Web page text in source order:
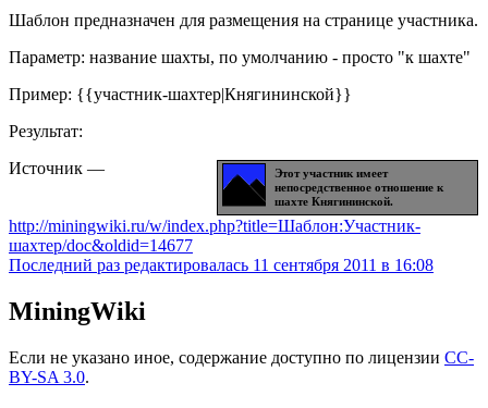
Шаблон предназначен для размещения на странице участника.
Параметр: название шахты, по умолчанию - просто "к шахте"
Пример: {{участник-шахтер|Княгининской}}
Результат:
Этот участник имеет
непосредственное отношение к
шахте Княгининской.
Источник —
http://miningwiki.ru/w/index.php?title=Шаблон:Участник-
шахтер/doc&oldid=14677
Последний раз редактировалась 11 сентября 2011 в 16:08
MiningWiki
Если не указано иное, содержание доступно по лицензии CC-
BY-SA 3.0.